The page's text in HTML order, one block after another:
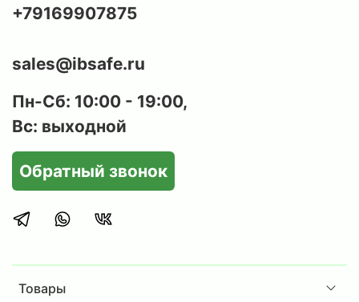
попытке выбить замок, что дополнительно
Защитное порошковое покрытие: устойчиво к
вид на долгие годы.
Возможность анкерного крепления к полу или
стене: предотвращает вынос сейфа
злоумышленниками
комплект не входит)
Внимание!
т.п.).
Товары
+79169907875
sales@ibsafe.ru
Пн-Сб: 10:00 - 19:00,
Вс: выходной
Обратный звонок